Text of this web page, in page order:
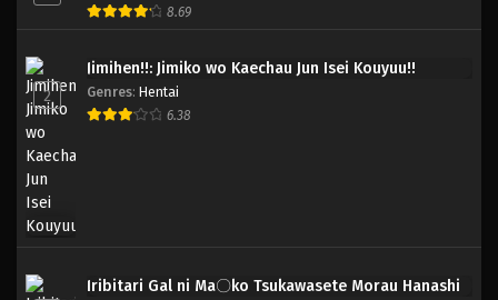
8.69
2
Jimihen!!: Jimiko wo Kaechau Jun Isei Kouyuu!!
Genres: Hentai
6.38
Iribitari Gal ni Ma〇ko Tsukawasete Morau Hanashi